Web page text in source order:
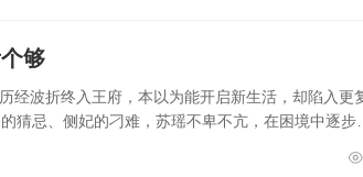
够
经波折终入王府，本以为能开启新生活，却陷入更
猜忌、侧妃的刁难，苏瑶不卑不亢，在困境中逐步成